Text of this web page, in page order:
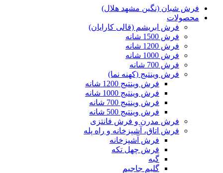
فرش شبان (نگین مشهد هلال)
محصولات
فرش ابریشم (قالی کارایان)
فرش 1500 شانه
فرش 1200 شانه
فرش 1000 شانه
فرش 700 شانه
فرش وینتیج (کهنه نما)
فرش وینتیج 1200 شانه
فرش وینتیج 1000 شانه
فرش وینتیج 700 شانه
فرش وینتیج 500 شانه
فرش مدرن و فرش فانتزی
فرش اتاق، آشپزخانه و راه پله
فرش آشپزخانه
فرش چهل تکه
گبه
گلیم جاجیم